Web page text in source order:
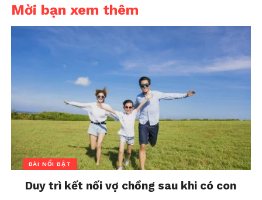
Mời bạn xem thêm
BÀI NỔI BẬT
Duy trì kết nối vợ chồng sau khi có con